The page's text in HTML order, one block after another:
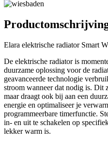
Elara elektrische radiator Smart
De elektrische radiator is
duurzame oplossing voor de
geavanceerde technologie
stroom wanneer dat nodig is. Dit
maar draagt ook bij aan een
energie en optimaliseer je
programmeerbare timerfunctie.
in- en uit te schakelen op
lekker warm is.